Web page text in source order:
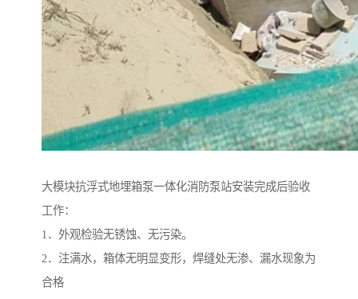
大模块抗浮式地埋箱泵一体化消防泵站安装完成后验收
工作：
1．外观检验无锈蚀、无污染。
2．注满水，箱体无明显变形，焊缝处无渗、漏水现象为
合格